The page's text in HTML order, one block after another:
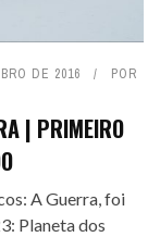
DE 2016
POR
| PRIMEIRO
A Guerra, foi
Planeta dos